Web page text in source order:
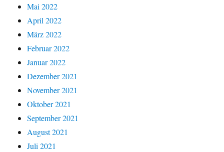
Mai 2022
April 2022
März 2022
Februar 2022
Januar 2022
Dezember 2021
November 2021
Oktober 2021
September 2021
August 2021
Juli 2021